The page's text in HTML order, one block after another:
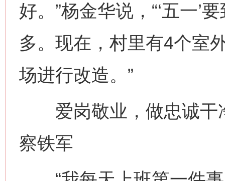
好。”杨金华说，“‘五一’
多。现在，村里有4个室
场进行改造。”
爱岗敬业，做忠诚干
察铁军